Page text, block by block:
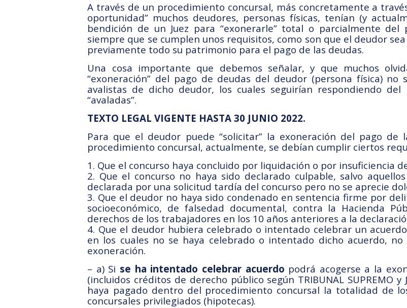
A través de un procedimiento concursal, más concretamente a
oportunidad” muchos deudores, personas físicas, tenían (y
bendición de un Juez para “exonerarle” total o parcialmente del
siempre que se cumplen unos requisitos, como son que el deudor
previamente todo su patrimonio para el pago de las deudas.
Una cosa importante que debemos señalar, y que muchos
“exoneración” del pago de deudas del deudor (persona física)
avalistas de dicho deudor, los cuales seguirían respondiendo
“avaladas”.
TEXTO LEGAL VIGENTE HASTA 30 JUNIO 2022.
Para que el deudor puede “solicitar” la exoneración del pago
procedimiento concursal, actualmente, se debían cumplir ciertos
1. Que el concurso haya concluido por liquidación o por insuficiencia
2. Que el concurso no haya sido declarado culpable, salvo
declarada por una solicitud tardía del concurso pero no se aprecie
3. Que el deudor no haya sido condenado en sentencia firme por
socioeconómico, de falsedad documental, contra la Hacienda
derechos de los trabajadores en los 10 años anteriores a la
4. Que el deudor hubiera celebrado o intentado celebrar un
en los cuales no se haya celebrado o intentado dicho acuerdo,
exoneración.
– a) Si se ha intentado celebrar acuerdo podrá acogerse a la
(incluidos créditos de derecho público según TRIBUNAL SUPREMO
haya pagado dentro del procedimiento concursal la totalidad de
concursales privilegiados (hipotecas).